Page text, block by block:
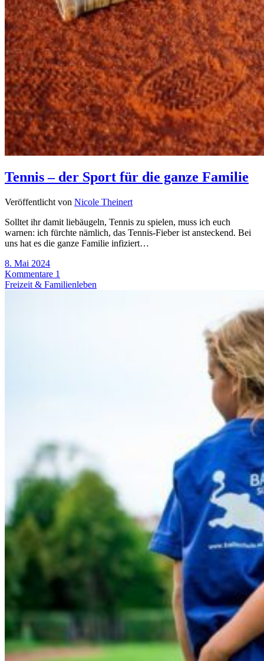
Tennis – der Sport für die ganze Familie
Veröffentlicht von Nicole Theinert
Solltet ihr damit liebäugeln, Tennis zu spielen, muss ich euch
warnen: ich fürchte nämlich, das Tennis-Fieber ist ansteckend. Bei
uns hat es die ganze Familie infiziert…
8. Mai 2024
Kommentare 1
Freizeit & Familienleben